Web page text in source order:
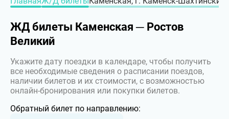
ЖД билеты Каменская ─ Ростов
Великий
Укажите дату поездки в календаре, чтобы получить
все необходимые сведения о расписании поездов,
наличии билетов и их стоимости, с возможностью
онлайн-бронирования или покупки билетов.
Обратный билет по направлению: